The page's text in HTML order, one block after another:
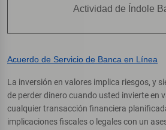
Actividad de Índole
Acuerdo de Servicio de Banca en Línea
La inversión en valores implica riesgos, y
de perder dinero cuando usted invierte en
cualquier transacción financiera
implicaciones fiscales o legales con un